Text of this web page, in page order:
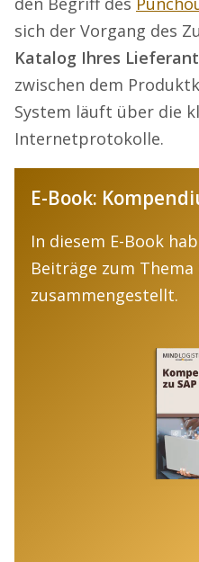
sich der Vorgang des
Katalog Ihres
zwischen dem
System läuft über die
Internetprotokolle.
E-Book:
In diesem E-Book
Beiträge zum Thema
zusammengestellt.